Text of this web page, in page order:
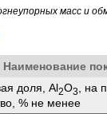
масс и
Наименование
доля, Аl2O3
, на
% не менее